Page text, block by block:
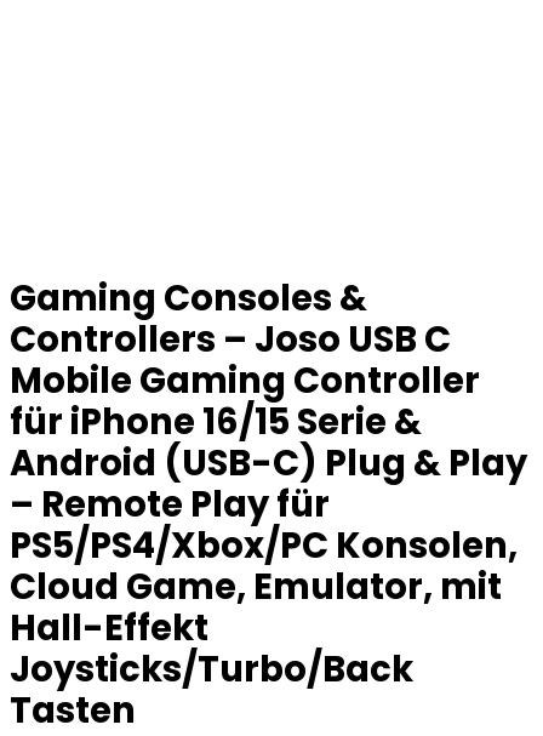
Gaming Consoles &
Controllers – Joso USB C
Mobile Gaming Controller
für iPhone 16/15 Serie &
Android (USB-C) Plug & Play
– Remote Play für
PS5/PS4/Xbox/PC Konsolen,
Cloud Game, Emulator, mit
Hall-Effekt
Joysticks/Turbo/Back
Tasten